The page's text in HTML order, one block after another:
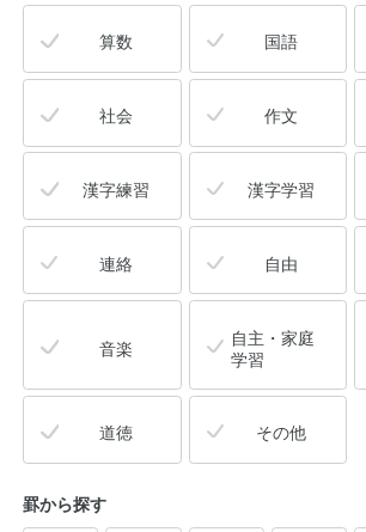
算数 国語
社会 作文
漢字練習 漢字学習
連絡 自由
音楽
自主・家庭
学習
道徳 その他
罫から探す